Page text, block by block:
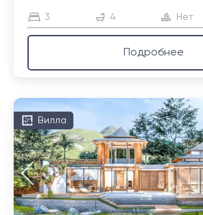
3 4 Нет
Подробнее
Вилла